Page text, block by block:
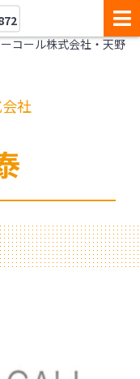
コール株式会社・天野
社